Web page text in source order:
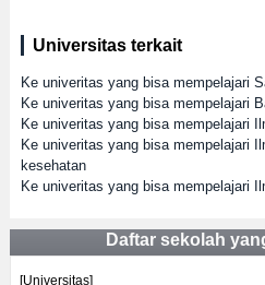
Universitas terkait
Ke univeritas yang bisa mempelajari
Ke univeritas yang bisa mempelajari
Ke univeritas yang bisa mempelajari
Ke univeritas yang bisa mempelajari
kesehatan
Ke univeritas yang bisa mempelajari
Daftar sekolah
[Universitas]